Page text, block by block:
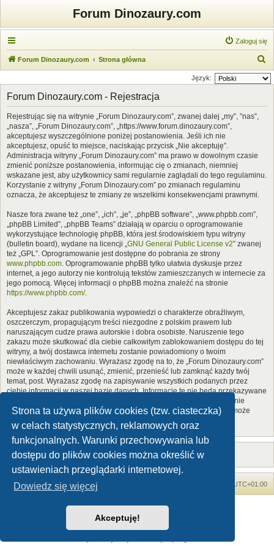
Strona ta używa plików cookies (tzw. ciasteczka)
w celach statystycznych, reklamowych oraz
funkcjonalnych. Warunki przechowywania lub
dostępu do plików cookies można określić w
ustawieniach przeglądarki internetowej.
Dowiedz się więcej
Akceptuję!
Forum Dinozaury.com
Zaloguj się
Forum Dinozaury.com Strona główna
z
Język:
Forum Dinozaury.com - Rejestracja
Rejestrując się na witrynie „Forum Dinozaury.com”, zwanej dalej „my”, ”nas”,
„nasza”, „Forum Dinozaury.com”, „https://www.forum.dinozaury.com”,
akceptujesz wyszczególnione poniżej postanowienia. Jeśli ich nie
akceptujesz, opuść to miejsce, naciskając przycisk „Nie akceptuję”.
Administracja witryny „Forum Dinozaury.com” ma prawo w dowolnym czasie
zmienić poniższe postanowienia, informując cię o zmianach, niemniej
wskazane jest, aby użytkownicy sami regularnie zaglądali do tego regulaminu.
Korzystanie z witryny „Forum Dinozaury.com” po zmianach regulaminu
oznacza, że akceptujesz te zmiany ze wszelkimi konsekwencjami prawnymi.
Nasze fora zwane też „one”, „ich”, „je”, „phpBB software”, „www.phpbb.com”,
„phpBB Limited”, „phpBB Teams” działają w oparciu o oprogramowanie
wykorzystujące technologię phpBB, która jest środowiskiem typu witryny
(bulletin board), wydane na licencji „GNU General Public License v2” zwanej
też „GPL”. Oprogramowanie jest dostępne do pobrania ze strony
www.phpbb.com. Oprogramowanie phpBB tylko ułatwia dyskusje przez
internet, a jego autorzy nie kontrolują tekstów zamieszczanych w internecie za
jego pomocą. Więcej informacji o phpBB można znaleźć na stronie
https://www.phpbb.com/.
Akceptujesz zakaz publikowania wypowiedzi o charakterze obraźliwym,
oszczerczym, propagującym treści niezgodne z polskim prawem lub
naruszającym cudze prawa autorskie i dobra osobiste. Naruszenie tego
zakazu może skutkować dla ciebie całkowitym zablokowaniem dostępu do tej
witryny, a twój dostawca internetu zostanie powiadomiony o twoim
niewłaściwym zachowaniu. Wyrażasz zgodę na to, że „Forum Dinozaury.com”
może w każdej chwili usunąć, zmienić, przenieść lub zamknąć każdy twój
temat, post. Wyrażasz zgodę na zapisywanie wszystkich podanych przez
ciebie informacji w naszej bazie danych. Informacje te nie będą przekazywane
nikomu bez twojej zgody, ale ani „Forum Dinozaury.com”, ani phpBB nie
ponosi odpowiedzialności za włamania do witryny, podczas których może
dojść do kradzieży danych.
Forum Dinozaury.com UTC+01:00
Dinozaury.com© 2006-2020
Technologię dostarczaphpBB® Forum Software © phpBB Limited
Polski pakiet językowy dostarcza